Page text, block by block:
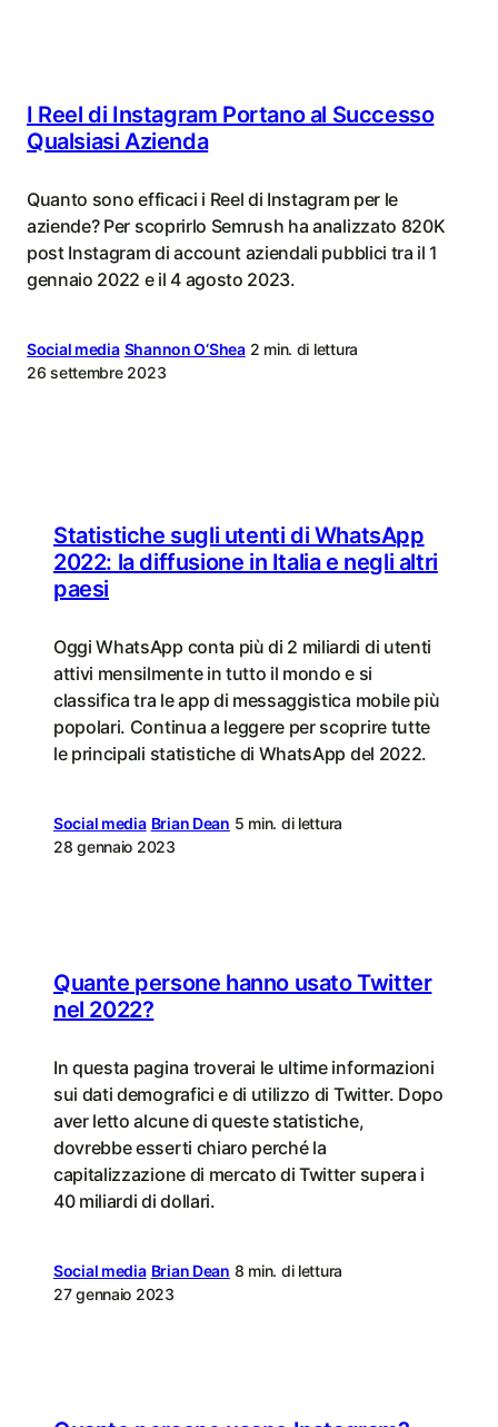
I Reel di Instagram Portano al Successo
Qualsiasi Azienda
Quanto sono efficaci i Reel di Instagram per le
aziende? Per scoprirlo Semrush ha analizzato 820K
post Instagram di account aziendali pubblici tra il 1
gennaio 2022 e il 4 agosto 2023.
Social media Shannon O‘Shea 2 min. di lettura
26 settembre 2023
Statistiche sugli utenti di WhatsApp
2022: la diffusione in Italia e negli altri
paesi
Oggi WhatsApp conta più di 2 miliardi di utenti
attivi mensilmente in tutto il mondo e si
classifica tra le app di messaggistica mobile più
popolari. Continua a leggere per scoprire tutte
le principali statistiche di WhatsApp del 2022.
Social media Brian Dean 5 min. di lettura
28 gennaio 2023
Quante persone hanno usato Twitter
nel 2022?
In questa pagina troverai le ultime informazioni
sui dati demografici e di utilizzo di Twitter. Dopo
aver letto alcune di queste statistiche,
dovrebbe esserti chiaro perché la
capitalizzazione di mercato di Twitter supera i
40 miliardi di dollari.
Social media Brian Dean 8 min. di lettura
27 gennaio 2023